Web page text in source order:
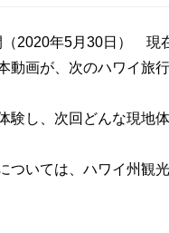
2020年5月30日） 現
動画が、次のハワイ旅
験し、次回どんな現地
いては、ハワイ州観